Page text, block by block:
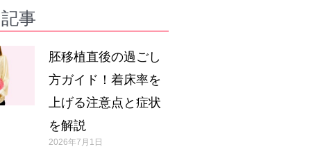
事
胚移植直後の過ごし
方ガイド！着床率を
上げる注意点と症状
を解説
2026年7月1日